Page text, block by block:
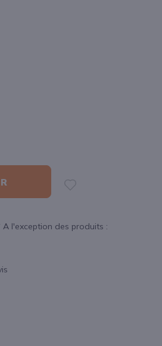
l'exception des produits :